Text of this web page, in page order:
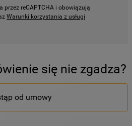
przez reCAPTCHA i obowiązują
Warunki korzystania z usługi
się nie zgadza?
od umowy